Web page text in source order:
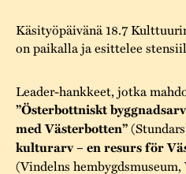
Käsityöpäivänä 18.7
on paikalla ja esittelee
Leader-hankkeet, jotka
”Österbottniskt
med Västerbotten”
kulturarv – en resurs för
(Vindelns